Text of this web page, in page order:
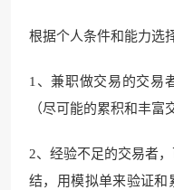
根据个人条件和能力选
1、兼职做交易的交易
（尽可能的累积和丰富
2、经验不足的交易者
结，用模拟单来验证和